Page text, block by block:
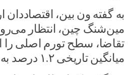
به گفته ون بین، اقتصاددان
مین‌شنگ چین، انتظار
تقاضا، سطح تورم اصلی را
میانگین تاریخی ۱.۲ درصد به ۱.۵ درصد برساند.